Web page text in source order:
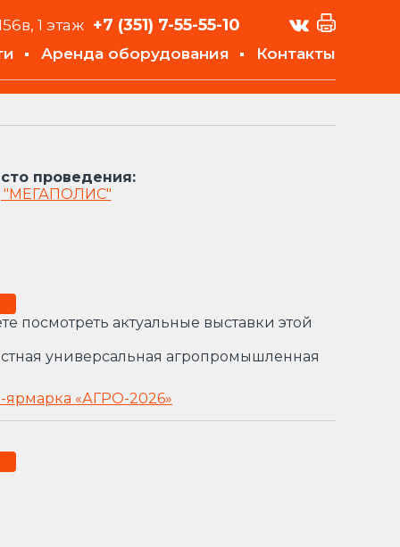
1 этаж +7 (351) 7-55-55-10
Аренда оборудования Контакты
проведения:
"МЕГАПОЛИС"
посмотреть актуальные выставки этой
универсальная агропромышленная
ярмарка «АГРО-2026»